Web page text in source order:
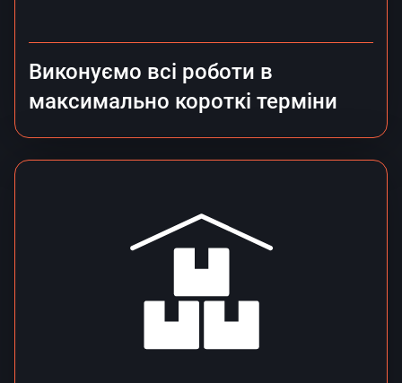
Виконуємо всі роботи в
максимально короткі терміни